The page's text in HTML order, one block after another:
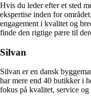
Hvis du leder efter et sted
ekspertise inden for
engagement i kvalitet og
finde den rigtige pære til
Silvan
Silvan er en dansk
har mere end 40 butikker i
fokus på kvalitet, service